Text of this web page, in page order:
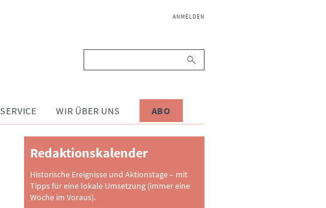
NAVIGATION
ANMELDEN
SERVICE WIR ÜBER UNS ABO
Redaktionskalender
Historische Ereignisse und Aktionstage – mit
Tipps für eine lokale Umsetzung (immer eine
Woche im Voraus).